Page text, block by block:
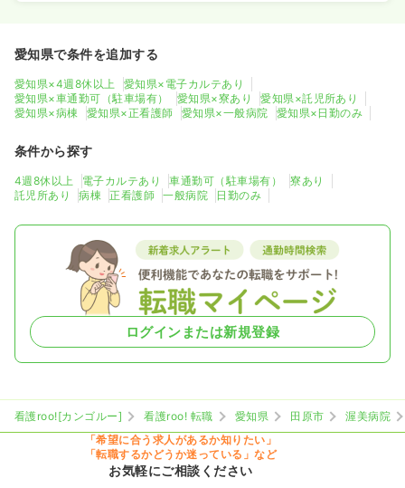
愛知県で条件を追加する
愛知県×4週8休以上
愛知県×電子カルテあり
愛知県×車通勤可（駐車場有）
愛知県×寮あり
愛知県×託児所あり
愛知県×病棟
愛知県×正看護師 愛知県×一般病院 愛知県×日勤のみ
条件から探す
4週8休以上 電子カルテあり 車通勤可（駐車場有）
寮あり
託児所あり
病棟 正看護師 一般病院 日勤のみ
ログインまたは新規登録
看護roo![カンゴルー] 看護roo! 転職 愛知県 田原市
渥美病院
「希望に合う求人があるか知りたい」
「転職するかどうか迷っている」など
お気軽にご相談ください